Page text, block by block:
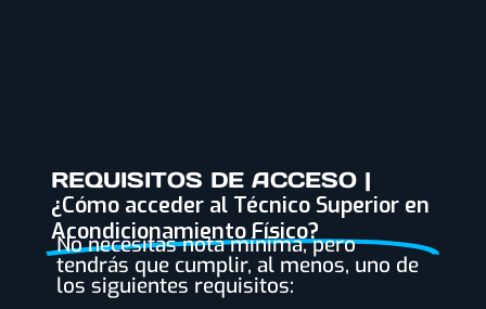
REQUISITOS DE ACCESO |
¿Cómo acceder al Técnico Superior en
Acondicionamiento Físico?
No necesitas nota mínima, pero
tendrás que cumplir, al menos, uno de
los siguientes requisitos: